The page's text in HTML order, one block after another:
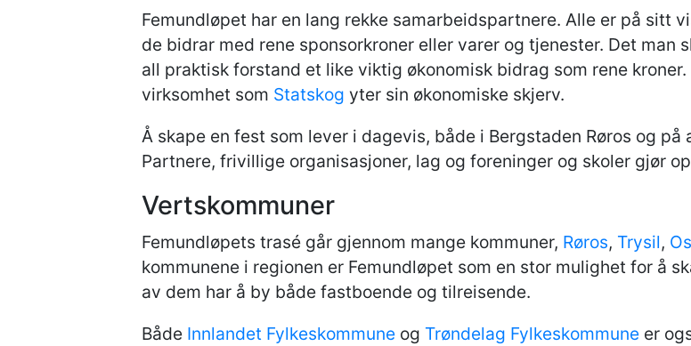
Femundløpet har en lang rekke samarbeidspartnere. Alle er på sitt
de bidrar med rene sponsorkroner eller varer og tjenester. Det man
all praktisk forstand et like viktig økonomisk bidrag som rene
virksomhet som Statskog yter sin økonomiske skjerv.
Å skape en fest som lever i dagevis, både i Bergstaden Røros og
Partnere, frivillige organisasjoner, lag og foreninger og skoler gjør
Vertskommuner
Femundløpets trasé går gjennom mange kommuner, Røros, Trysil, Os
kommunene i regionen er Femundløpet som en stor mulighet for å
av dem har å by både fastboende og tilreisende.
Både Innlandet Fylkeskommune og Trøndelag Fylkeskommune er